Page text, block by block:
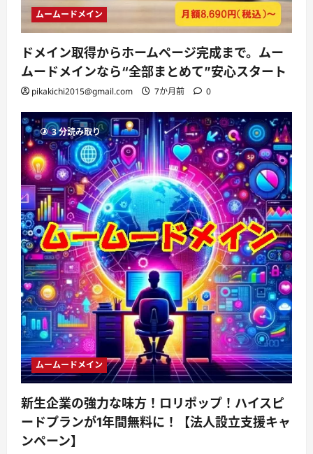
ムームードメイン
ドメイン取得からホームページ完成まで。ムー
ムードメインなら“全部まとめて”安心スタート
pikakichi2015@gmail.com 7か月前 0
3 分読み取り
ムームードメイン
新生企業の強力な味方！ロリポップ！ハイスピ
ードプランが1年間無料に！【法人設立支援キャ
ンペーン】